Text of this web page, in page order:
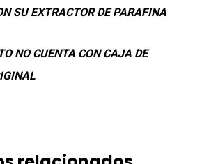
SU EXTRACTOR DE PARAFINA
NO CUENTA CON CAJA DE